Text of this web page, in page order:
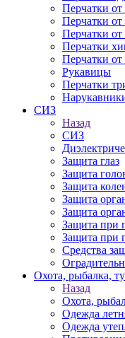
Перчатки
Перчатки
Перчатки от
Перчатки
Перчатки
Рукавицы
Перчатки
СИЗ
Назад
СИЗ
Защита глаз
Защита
Защита
Защита
Защита
Защита при
Защита при
Средства
Охота, рыбалка,
Назад
Охота,
Одежда
Одежда